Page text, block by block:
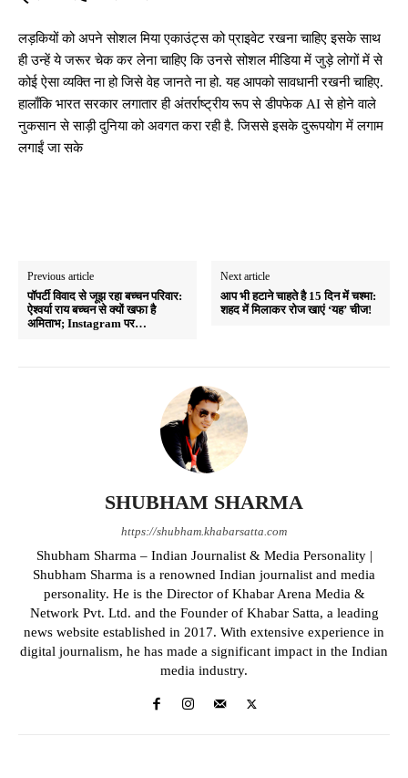
लड़कियों को अपने सोशल मिया एकाउंट्स को प्राइवेट रखना चाहिए इसके साथ
ही उन्हें ये जरूर चेक कर लेना चाहिए कि उनसे सोशल मीडिया में जुड़े लोगों में से
कोई ऐसा व्यक्ति ना हो जिसे वेह जानते ना हो. यह आपको सावधानी रखनी चाहिए.
हालाँकि भारत सरकार लगातार ही अंतर्राष्ट्रीय रूप से डीपफेक AI से होने वाले
नुकसान से साड़ी दुनिया को अवगत करा रही है. जिससे इसके दुरूपयोग में लगाम
लगाईं जा सके
Previous article
पॉपर्टी विवाद से जूझ रहा बच्चन परिवार:
ऐश्वर्या राय बच्चन से क्यों खफा है
अमिताभ; Instagram पर…
Next article
आप भी हटाने चाहते है 15 दिन में चश्मा:
शहद में मिलाकर रोज खाएं ‘यह’ चीज!
SHUBHAM SHARMA
https://shubham.khabarsatta.com
Shubham Sharma – Indian Journalist & Media Personality |
Shubham Sharma is a renowned Indian journalist and media
personality. He is the Director of Khabar Arena Media &
Network Pvt. Ltd. and the Founder of Khabar Satta, a leading
news website established in 2017. With extensive experience in
digital journalism, he has made a significant impact in the Indian
media industry.